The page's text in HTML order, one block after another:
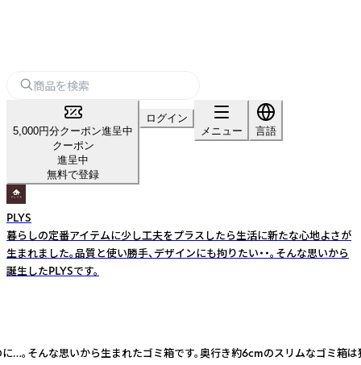
5,000円分クーポン進呈中
クーポン
進呈中
無料で登録
ログイン
メニュー
言語
PLYS
暮らしの定番アイテムに少し工夫をプラスしたら生活に新たな心地よさが
生まれました。品質と使い勝手、デザインにも拘りたい・・。そんな思いから
誕生したPLYSです。
んな思いから生まれたゴミ箱です。奥行き約6cmのスリムなゴ